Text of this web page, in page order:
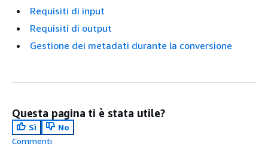
Requisiti di input
Requisiti di output
Gestione dei metadati durante la conversione
Questa pagina ti è stata utile?
Sì
No
Commenti